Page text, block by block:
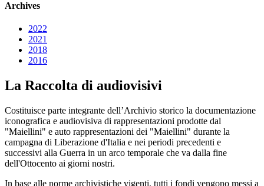
Archives
2022
2021
2018
2016
La Raccolta di audiovisivi
Costituisce parte integrante dell’Archivio storico la documentazione
iconografica e audiovisiva di rappresentazioni prodotte dal
"Maiellini" e auto rappresentazioni dei "Maiellini" durante la
campagna di Liberazione d'Italia e nei periodi precedenti e
successivi alla Guerra in un arco temporale che va dalla fine
dell'Ottocento ai giorni nostri.
In base alle norme archivistiche vigenti, tutti i fondi vengono messi a